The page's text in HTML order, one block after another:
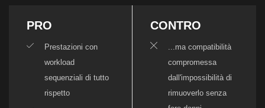
PRO
Prestazioni con
workload
sequenziali di tutto
rispetto
CONTRO
...ma compatibilità
compromessa
dall'impossibilità di
rimuoverlo senza